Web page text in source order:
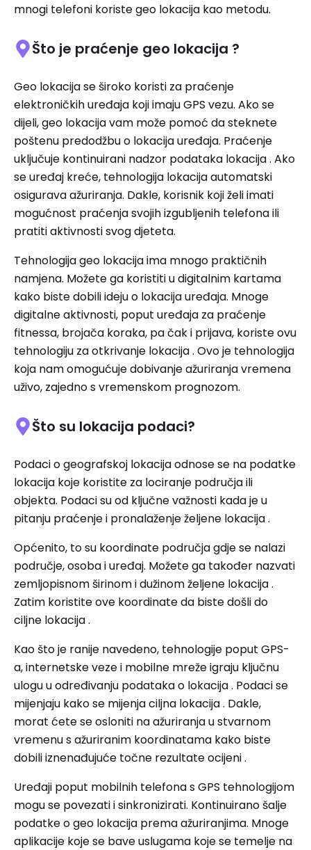
mnogi telefoni koriste geo lokacija kao metodu.
Što je praćenje geo lokacija ?
Geo lokacija se široko koristi za praćenje
elektroničkih uređaja koji imaju GPS vezu. Ako se
dijeli, geo lokacija vam može pomoć da steknete
poštenu predodžbu o lokacija uređaja. Praćenje
uključuje kontinuirani nadzor podataka lokacija . Ako
se uređaj kreće, tehnologija lokacija automatski
osigurava ažuriranja. Dakle, korisnik koji želi imati
mogućnost praćenja svojih izgubljenih telefona ili
pratiti aktivnosti svog djeteta.
Tehnologija geo lokacija ima mnogo praktičnih
namjena. Možete ga koristiti u digitalnim kartama
kako biste dobili ideju o lokacija uređaja. Mnoge
digitalne aktivnosti, poput uređaja za praćenje
fitnessa, brojača koraka, pa čak i prijava, koriste ovu
tehnologiju za otkrivanje lokacija . Ovo je tehnologija
koja nam omogućuje dobivanje ažuriranja vremena
uživo, zajedno s vremenskom prognozom.
Što su lokacija podaci?
Podaci o geografskoj lokacija odnose se na podatke
lokacija koje koristite za lociranje područja ili
objekta. Podaci su od ključne važnosti kada je u
pitanju praćenje i pronalaženje željene lokacija .
Općenito, to su koordinate područja gdje se nalazi
područje, osoba i uređaj. Možete ga također nazvati
zemljopisnom širinom i dužinom željene lokacija .
Zatim koristite ove koordinate da biste došli do
ciljne lokacija .
Kao što je ranije navedeno, tehnologije poput GPS-
a, internetske veze i mobilne mreže igraju ključnu
ulogu u određivanju podataka o lokacija . Podaci se
mijenjaju kako se mijenja ciljna lokacija . Dakle,
morat ćete se osloniti na ažuriranja u stvarnom
vremenu s ažuriranim koordinatama kako biste
dobili iznenađujuće točne rezultate ocijeni .
Uređaji poput mobilnih telefona s GPS tehnologijom
mogu se povezati i sinkronizirati. Kontinuirano šalje
podatke o geo lokacija prema ažuriranjima. Mnoge
aplikacije koje se bave uslugama koje se temelje na